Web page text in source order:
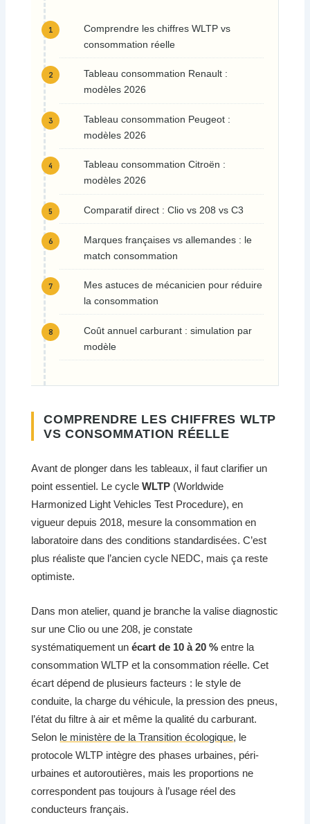
Comprendre les chiffres WLTP vs
consommation réelle
Tableau consommation Renault :
modèles 2026
Tableau consommation Peugeot :
modèles 2026
Tableau consommation Citroën :
modèles 2026
Comparatif direct : Clio vs 208 vs C3
Marques françaises vs allemandes : le
match consommation
Mes astuces de mécanicien pour réduire
la consommation
Coût annuel carburant : simulation par
modèle
COMPRENDRE LES CHIFFRES WLTP
VS CONSOMMATION RÉELLE
Avant de plonger dans les tableaux, il faut clarifier un
point essentiel. Le cycleWLTP (Worldwide
Harmonized Light Vehicles Test Procedure), en
vigueur depuis 2018, mesure la consommation en
laboratoire dans des conditions standardisées. C’est
plus réaliste que l’ancien cycle NEDC, mais ça reste
optimiste.
Dans mon atelier, quand je branche la valise diagnostic
sur une Clio ou une 208, je constate
systématiquement unécart de 10 à 20 % entre la
consommation WLTP et la consommation réelle. Cet
écart dépend de plusieurs facteurs : le style de
conduite, la charge du véhicule, la pression des pneus,
l’état du filtre à air et même la qualité du carburant.
Selon le ministère de la Transition écologique, le
protocole WLTP intègre des phases urbaines, péri-
urbaines et autoroutières, mais les proportions ne
correspondent pas toujours à l’usage réel des
conducteurs français.